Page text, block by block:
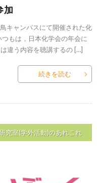
加
キャンパスにて開催された化
もは，日本化学会の年会に
違う内容を聴講するの […]
続きを読む
究室(学外活動)のあれこれ